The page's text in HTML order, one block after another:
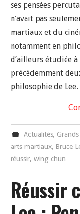
ses pensées
n’avait pas
martiaux et du
notamment en
d’ailleurs étudiée
précédemment
philosophie de
Actualités,
arts martiaux, Bruce
réussir,wing chun
Réussir